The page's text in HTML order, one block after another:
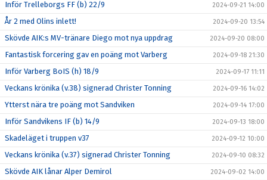
Inför Trelleborgs FF (b) 22/9 2024-09-21 14:00
År 2 med Olins inlett! 2024-09-20 13:54
Skövde AIK:s MV-tränare Diego mot nya uppdrag 2024-09-20 08:00
Fantastisk forcering gav en poäng mot Varberg 2024-09-18 21:30
Inför Varberg BoIS (h) 18/9 2024-09-17 11:11
Veckans krönika (v.38) signerad Christer Tonning 2024-09-16 14:02
Ytterst nära tre poäng mot Sandviken 2024-09-14 17:00
Inför Sandvikens IF (b) 14/9 2024-09-13 18:00
Skadeläget i truppen v37 2024-09-12 10:00
Veckans krönika (v.37) signerad Christer Tonning 2024-09-10 08:32
Skövde AIK lånar Alper Demirol 2024-09-02 14:00